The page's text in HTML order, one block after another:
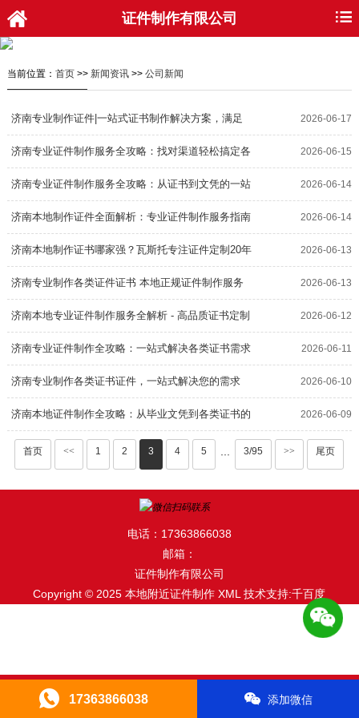
证件制作有限公司
当前位置： 首页>> 新闻资讯>> 公司新闻
济南专业制作证件|一站式证书制作解决方案，满足
各类证件需求
2026-06-17
济南专业证件制作服务全攻略：找对渠道轻松搞定各
类证书需求
2026-06-15
济南专业证件制作服务全攻略：从证书到文凭的一站
式解决方案
2026-06-14
济南本地制作证件全面解析：专业证件制作服务指南 2026-06-14
济南本地制作证书哪家强？瓦斯托专注证件定制20年 2026-06-13
济南专业制作各类证件证书 本地正规证件制作服务
商推荐
2026-06-13
济南本地专业证件制作服务全解析 - 高品质证书定制
首选
2026-06-12
济南专业证件制作全攻略：一站式解决各类证书需求 2026-06-11
济南专业制作各类证书证件，一站式解决您的需求 2026-06-10
济南本地证件制作全攻略：从毕业文凭到各类证书的
专业解决方案
2026-06-09
首页 << 1 2 3 4 5 ··· 3/95 >> 尾页
电话：17363866038
邮箱：
证件制作有限公司
Copyright © 2025 本地附近证件制作XML 技术支持:千百度
首页 拨打电话
17363866038 添加微信